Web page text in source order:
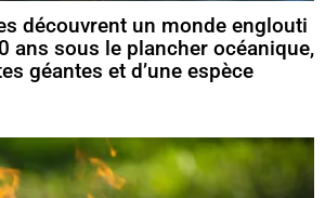
découvrent un monde englouti
ans sous le plancher océanique,
géantes et d’une espèce